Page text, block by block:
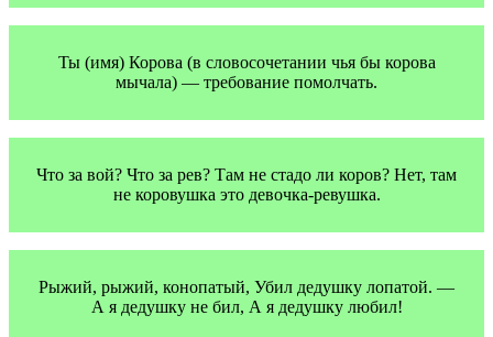
Ты (имя) Корова (в словосочетании чья бы корова
мычала) — требование помолчать.
Что за вой? Что за рев? Там не стадо ли коров? Нет, там
не коровушка это девочка-ревушка.
Рыжий, рыжий, конопатый, Убил дедушку лопатой. —
А я дедушку не бил, А я дедушку любил!